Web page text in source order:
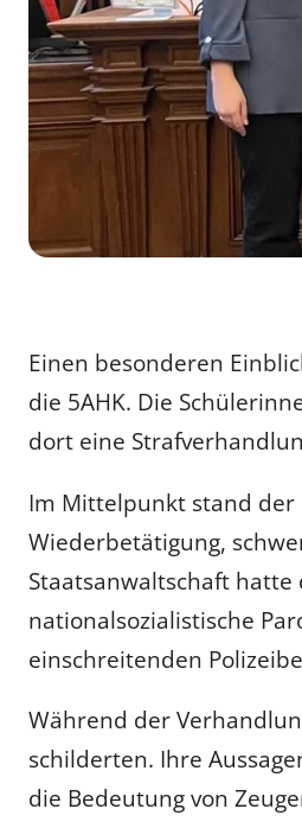
Einen besonderen
die 5AHK. Die
dort eine
Im Mittelpunkt stand der
Wiederbetätigung,
Staatsanwaltschaft
nationalsozialistische
einschreitenden
Während der
schilderten. Ihre
die Bedeutung von